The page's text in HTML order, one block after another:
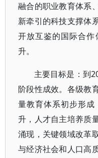
融合的职业教育体系
新牵引的科技支撑体
开放互鉴的国际合
升。
主要目标是：到
阶段性成效。各级教
量教育体系初步形
升，人才自主培养质
涌现，关键领域改革
与经济社会和人口高